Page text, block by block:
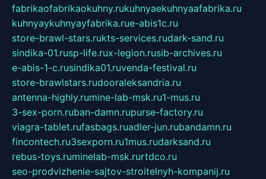
fabrikaofabrikaokuhny.rukuhnyaekuhnyaafabrika.ru
kuhnyaykuhnyayfabrika.rue-abis1c.ru
store-brawl-stars.rukts-services.rudark-sand.ru
sindika-01.rusp-life.rux-legion.rusib-archives.ru
e-abis-1-c.rusindika01.ruvenda-festival.ru
store-brawlstars.rudooraleksandria.ru
antenna-highly.rumine-lab-msk.ru1-mus.ru
3-sex-porn.ruban-damn.rupurse-factory.ru
viagra-tablet.rufasbags.ruadler-jun.rubandamn.ru
fincontech.ru3sexporn.ru1mus.rudarksand.ru
rebus-toys.ruminelab-msk.rurtdco.ru
seo-prodvizhenie-sajtov-stroitelnyh-kompanij.ru